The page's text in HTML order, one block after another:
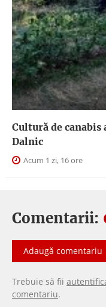
Cultură de
Dalnic
Acum 1 zi, 16 ore
Comentarii:
Adaugă comentariu
Trebuie să fii
comentariu.